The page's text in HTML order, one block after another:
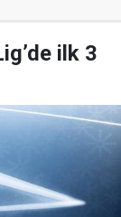
ilk 3